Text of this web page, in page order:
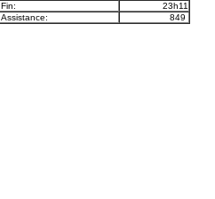
Fin:
23h11
Assistance: 849